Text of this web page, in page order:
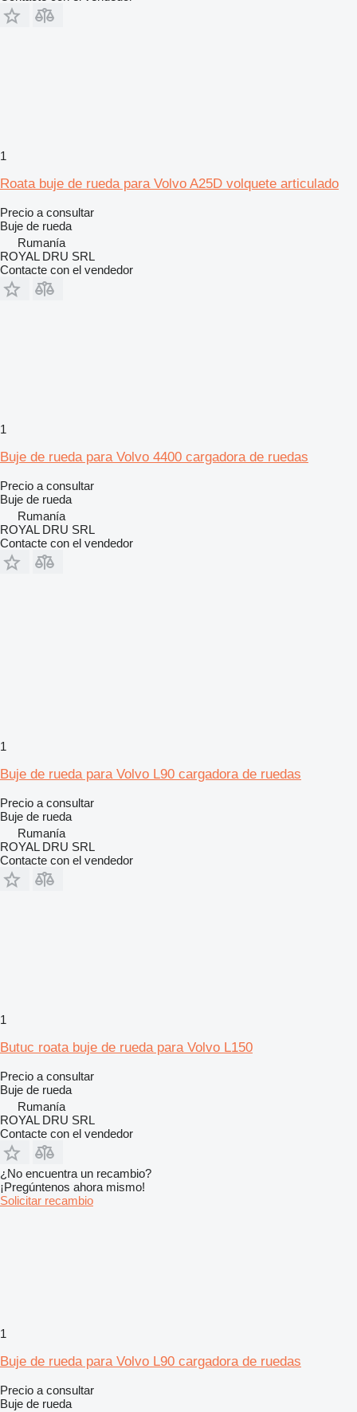
1
Roata buje de rueda para Volvo A25D volquete articulado
Precio a consultar
Buje de rueda
Rumanía
ROYAL DRU SRL
Contacte con el vendedor
1
Buje de rueda para Volvo 4400 cargadora de ruedas
Precio a consultar
Buje de rueda
Rumanía
ROYAL DRU SRL
Contacte con el vendedor
1
Buje de rueda para Volvo L90 cargadora de ruedas
Precio a consultar
Buje de rueda
Rumanía
ROYAL DRU SRL
Contacte con el vendedor
1
Butuc roata buje de rueda para Volvo L150
Precio a consultar
Buje de rueda
Rumanía
ROYAL DRU SRL
Contacte con el vendedor
¿No encuentra un recambio?
¡Pregúntenos ahora mismo!
Solicitar recambio
1
Buje de rueda para Volvo L90 cargadora de ruedas
Precio a consultar
Buje de rueda